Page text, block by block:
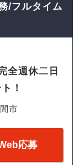
/フルタイム
全週休二日
！
市
応募